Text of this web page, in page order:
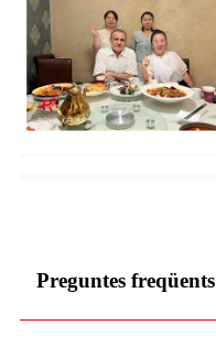
Preguntes freqüents